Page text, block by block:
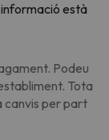
està
Podeu
Tota
canvis per part